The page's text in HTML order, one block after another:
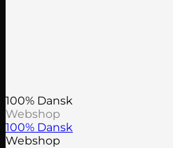
100% Dansk
Webshop
100% Dansk
Webshop